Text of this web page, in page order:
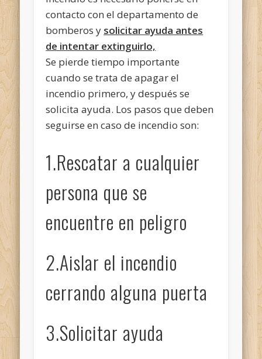
contacto con el departamento de
bomberos y solicitar ayuda antes
de intentar extinguirlo,
Se pierde tiempo importante
cuando se trata de apagar el
incendio primero, y después se
solicita ayuda. Los pasos que deben
seguirse en caso de incendio son:
1.Rescatar a cualquier
persona que se
encuentre en peligro
2.Aislar el incendio
cerrando alguna puerta
3.Solicitar ayuda